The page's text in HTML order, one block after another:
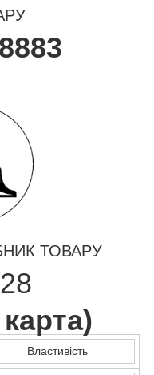
ТОВАРУ
)
Властивість